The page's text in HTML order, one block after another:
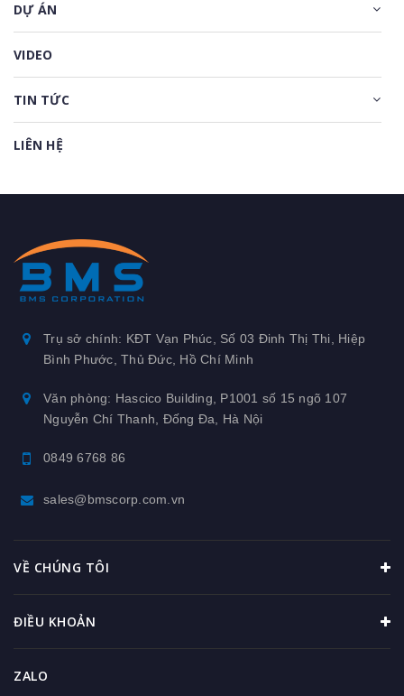
DỰ ÁN
VIDEO
TIN TỨC
LIÊN HỆ
Trụ sở chính: KĐT Vạn Phúc, Số 03 Đinh Thị Thi, Hiệp
Bình Phước, Thủ Đức, Hồ Chí Minh
Văn phòng: Hascico Building, P1001 số 15 ngõ 107
Nguyễn Chí Thanh, Đống Đa, Hà Nội
0849 6768 86
sales@bmscorp.com.vn
VỀ CHÚNG TÔI
ĐIỀU KHOẢN
ZALO